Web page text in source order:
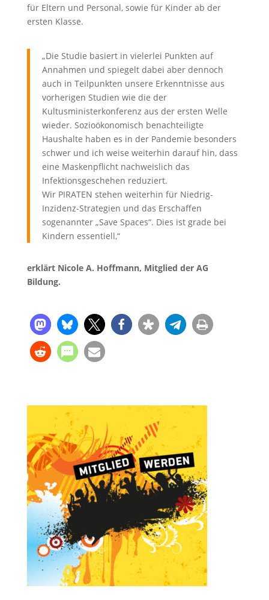
für Eltern und Personal, sowie für Kinder ab der
ersten Klasse.
„Die Studie basiert in vielerlei Punkten auf
Annahmen und spiegelt dabei aber dennoch
auch in Teilpunkten unsere Erkenntnisse aus
vorherigen Studien wie die der
Kultusministerkonferenz aus der ersten Welle
wieder. Sozioökonomisch benachteiligte
Haushalte haben es in der Pandemie besonders
schwer und ich weise weiterhin darauf hin, dass
eine Maskenpflicht nachweislich das
Infektionsgeschehen reduziert.
Wir PIRATEN stehen weiterhin für Niedrig-
Inzidenz-Strategien und das Erschaffen
sogenannter „Save Spaces“. Dies ist grade bei
Kindern essentiell,“
erklärt Nicole A. Hoffmann, Mitglied der AG
Bildung.